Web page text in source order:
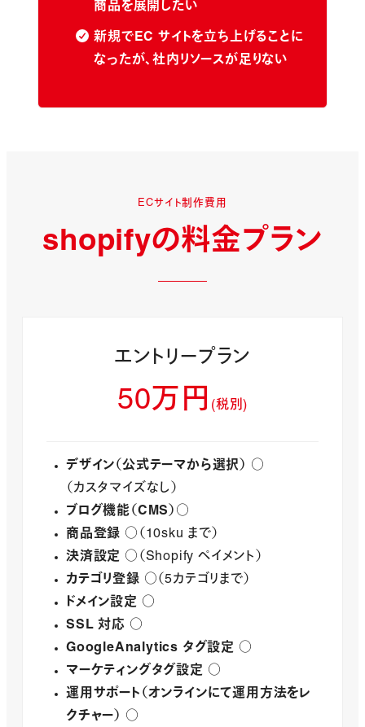
商品を展開したい
新規でEC サイトを立ち上げることに
なったが、社内リソースが足りない
ECサイト制作費用
shopifyの料金プラン
エントリープラン
50万円 (税別)
デザイン（公式テーマから選択）
○
（カスタマイズなし）
ブログ機能（CMS） ○
商品登録 ○（10sku まで）
決済設定 ○（Shopify ペイメント）
カテゴリ登録 ○（5カテゴリまで）
ドメイン設定 ○
SSL 対応 ○
GoogleAnalytics タグ設定 ○
マーケティングタグ設定 ○
運用サポート（オンラインにて運用方法をレ
クチャー）
○